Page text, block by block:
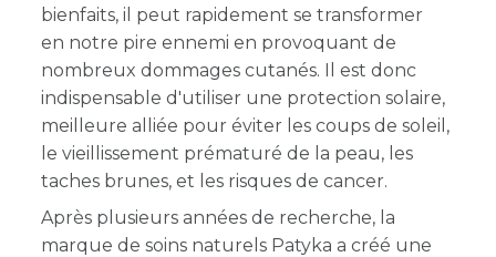
bienfaits, il peut rapidement se transformer
en notre pire ennemi en provoquant de
nombreux dommages cutanés. Il est donc
indispensable d'utiliser une protection solaire,
meilleure alliée pour éviter les coups de soleil,
le vieillissement prématuré de la peau, les
taches brunes, et les risques de cancer.
Après plusieurs années de recherche, la
marque de soins naturels Patyka a créé une